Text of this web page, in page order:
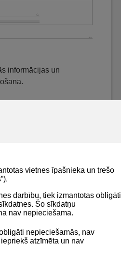
vietnes īpašnieka un trešo
darbību, tiek izmantotas obligāti
Šo sīkdatņu
nav nepieciešama.
nepieciešamās, nav
atzīmēta un nav
informācijas un
Privātuma politika
Lapas karte
paziņojums